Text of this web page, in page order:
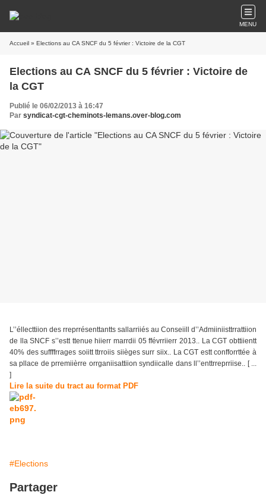
MENU
Accueil » Elections au CA SNCF du 5 février : Victoire de la CGT
Elections au CA SNCF du 5 février : Victoire de
la CGT
Publié le 06/02/2013 à 16:47
Par syndicat-cgt-cheminots-lemans.over-blog.com
L’’éllecttiion des rreprrésenttantts sallarriiés au Conseiill d’’Admiiniisttrrattiion
de lla SNCF s’’estt ttenue hiierr marrdii 05 ffévrriierr 2013.. La CGT obttiientt
40% des suffffrrages soiitt ttrroiis siièges surr siix.. La CGT estt confforrttée à
sa pllace de prremiièrre orrganiisattiion syndiicalle dans ll’’enttrreprriise.. [ ...
]
Lire la suite du tract au format PDF
#Elections
Partager